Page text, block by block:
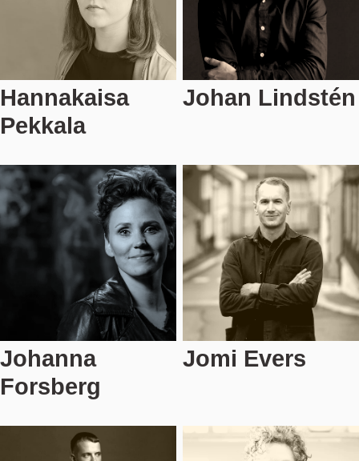
Hannakaisa
Pekkala
Johan Lindstén
Johanna
Forsberg
Jomi Evers